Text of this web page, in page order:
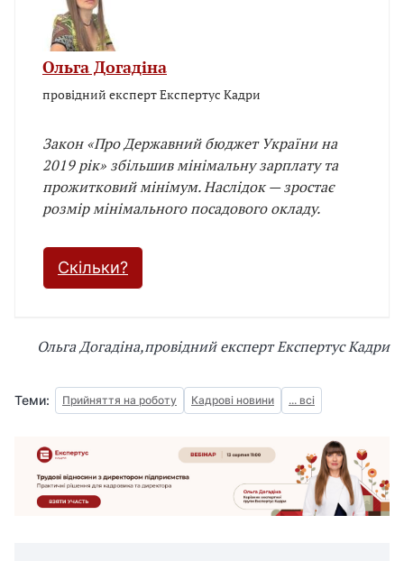
Ольга Догадіна
провідний експерт Експертус Кадри
Закон «Про Державний бюджет України на
2019 рік» збільшив мінімальну зарплату та
прожитковий мінімум. Наслідок — зростає
розмір мінімального посадового окладу.
Скільки?
Ольга Догадіна,провідний експерт Експертус Кадри
Теми: Прийняття на роботу Кадрові новини ... всі